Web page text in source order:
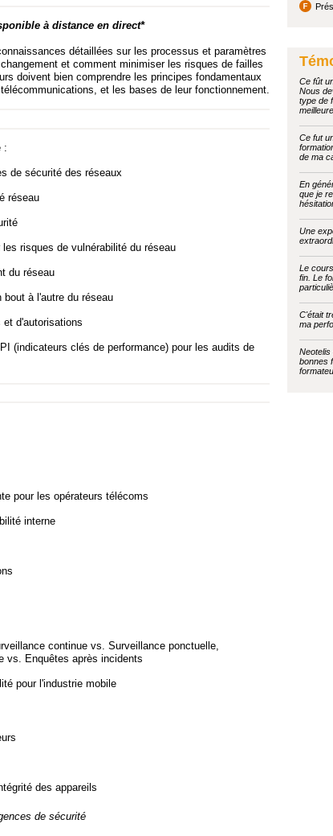
à distance en direct*
détaillées sur les processus et paramètres
et comment minimiser les risques de failles
doivent bien comprendre les principes fondamentaux
et les bases de leur fonctionnement.
:
de sécurité des réseaux
réseau
risques de vulnérabilité du réseau
du réseau
à l'autre du réseau
d'autorisations
(indicateurs clés de performance) pour les audits de
pour les opérateurs télécoms
interne
continue vs. Surveillance ponctuelle,
vs. Enquêtes après incidents
pour l'industrie mobile
des appareils
de sécurité
Ce fût
Nous
type de
Ce fut
de ma
En
que je
Une
Le
fin. Le
C'était
ma
Neotelis
bonnes